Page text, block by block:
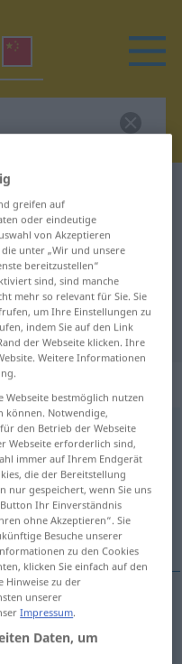
antippen)
greifen auf
oder eindeutige
von Akzeptieren
unter „Wir und unsere
bereitzustellen“
sind, sind manche
mehr so relevant für Sie. Sie
um Ihre Einstellungen zu
indem Sie auf den Link
der Webseite klicken. Ihre
Weitere Informationen
Webseite bestmöglich nutzen
können. Notwendige,
den Betrieb der Webseite
Webseite erforderlich sind,
immer auf Ihrem Endgerät
die der Bereitstellung
nur gespeichert, wenn Sie uns
Ihr Einverständnis
ohne Akzeptieren“. Sie
Besuche unserer
zu den Cookies
klicken Sie einfach auf den
Hinweise zu der
unserer
Impressum.
Daten, um